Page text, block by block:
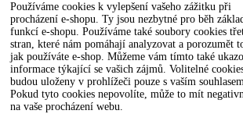
Používáme cookies k vylepšení vašeho zážitku při
procházení e-shopu. Ty jsou nezbytné pro běh
funkcí e-shopu. Používáme také soubory cookies
stran, které nám pomáhají analyzovat a porozumět
jak používáte e-shop. Můžeme vám tímto také
informace týkající se vašich zájmů. Volitelné
budou uloženy v prohlížeči pouze s vaším
Pokud tyto cookies nepovolíte, může to mít
na vaše procházení webu.